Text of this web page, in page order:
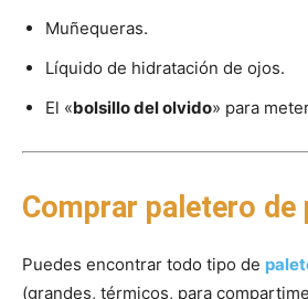
Muñequeras.
Líquido de hidratación de ojos.
El «bolsillo del olvido» para
Comprar paletero de
Puedes encontrar todo tipo de
(grandes, térmicos, para